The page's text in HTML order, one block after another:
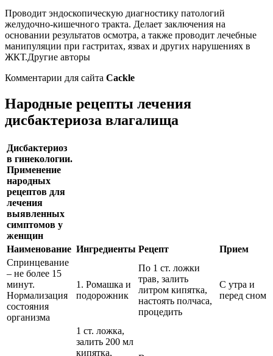
Проводит эндоскопическую диагностику патологий
желудочно-кишечного тракта. Делает заключения на
основании результатов осмотра, а также проводит лечебные
манипуляции при гастритах, язвах и других нарушениях в
ЖКТ.Другие авторы
Комментарии для сайта Cackle
Народные рецепты лечения
дисбактериоза влагалища
Дисбактериоз
в гинекологии.
Применение
народных
рецептов для
лечения
выявленных
симптомов у
женщин
Наименование Ингредиенты Рецепт
Прием
Спринцевание
– не более 15
минут.
Нормализация
состояния
организма
1. Ромашка и
подорожник
По 1 ст. ложки
трав, залить
литром кипятка,
настоять полчаса,
процедить
С утра и
перед сном
1 ст. ложка,
залить 200 мл
кипятка,